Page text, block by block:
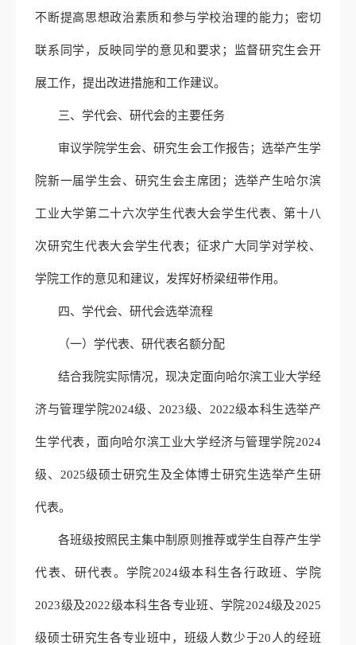
不断提高思想政治素质和参与学校治理的能力；密切
联系同学，反映同学的意见和要求；监督研究生会开
展工作，提出改进措施和工作建议。
三、学代会、研代会的主要任务
审议学院学生会、研究生会工作报告；选举产生学
院新一届学生会、研究生会主席团；选举产生哈尔滨
工业大学第二十六次学生代表大会学生代表、第十八
次研究生代表大会学生代表；征求广大同学对学校、
学院工作的意见和建议，发挥好桥梁纽带作用。
四、学代会、研代会选举流程
（一）学代表、研代表名额分配
结合我院实际情况，现决定面向哈尔滨工业大学经
济与管理学院2024级、2023级、2022级本科生选举产
生学代表，面向哈尔滨工业大学经济与管理学院2024
级、2025级硕士研究生及全体博士研究生选举产生研
代表。
各班级按照民主集中制原则推荐或学生自荐产生学
代表、研代表。学院2024级本科生各行政班、学院
2023级及2022级本科生各专业班、学院2024级及2025
级硕士研究生各专业班中，班级人数少于20人的经班